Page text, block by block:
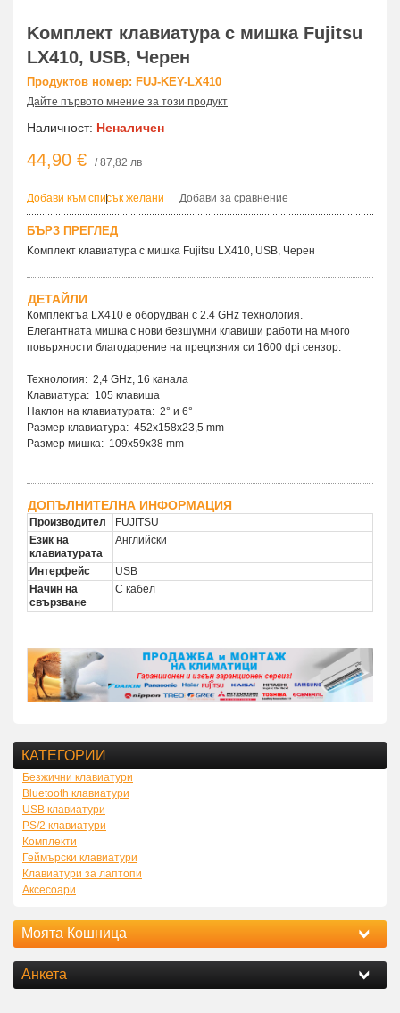
Kомплект клавиатура с мишка Fujitsu
LX410, USB, Черен
Продуктов номер: FUJ-KEY-LX410
Дайте първото мнение за този продукт
Наличност: Неналичен
44,90 € / 87,82 лв
Добави към списък желани
| Добави за сравнение
БЪРЗ ПРЕГЛЕД
Kомплект клавиатура с мишка Fujitsu LX410, USB, Черен
ДЕТАЙЛИ
Комплектъa LX410 е оборудван с 2.4 GHz технология.
Елегантната мишка с нови безшумни клавиши работи на много
повърхности благодарение на прецизния си 1600 dpi сензор.
Технология: 2,4 GHz, 16 канала
Клавиатура: 105 клавиша
Наклон на клавиатурата: 2° и 6°
Размер клавиатура: 452x158x23,5 mm
Размер мишка: 109x59x38 mm
ДОПЪЛНИТЕЛНА ИНФОРМАЦИЯ
Производител
FUJITSU
Език на
клавиатурата
Английски
Интерфейс
USB
Начин на
свързване
С кабел
КАТЕГОРИИ
Безжични клавиатури
Bluetooth клавиатури
USB клавиатури
PS/2 клавиатури
Комплекти
Геймърски клавиатури
Клавиатури за лаптопи
Аксесоари
Моята Кошница
Анкета